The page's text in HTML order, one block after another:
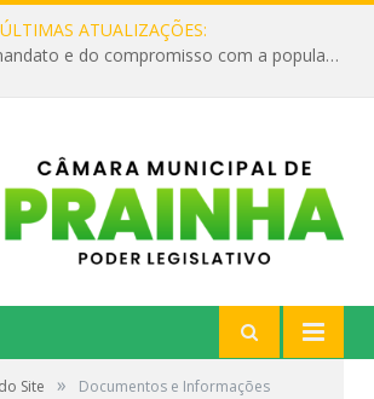
ÚLTIMAS ATUALIZAÇÕES:
Um símbolo do mandato e do compromisso com a população
Site »
Documentos e Informações